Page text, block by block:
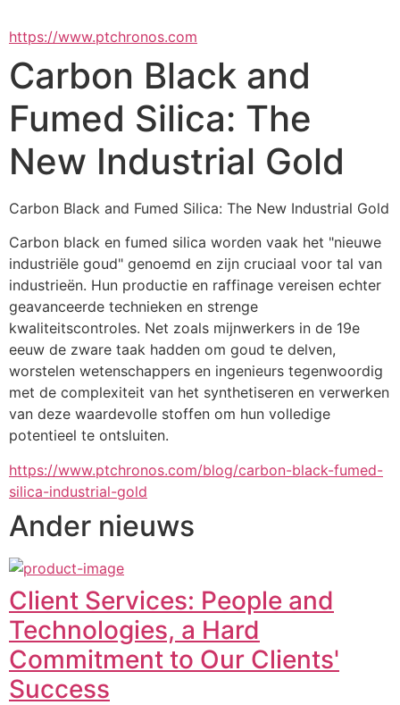
https://www.ptchronos.com
Carbon Black and
Fumed Silica: The
New Industrial Gold
Carbon Black and Fumed Silica: The New Industrial Gold
Carbon black en fumed silica worden vaak het "nieuwe
industriële goud" genoemd en zijn cruciaal voor tal van
industrieën. Hun productie en raffinage vereisen echter
geavanceerde technieken en strenge
kwaliteitscontroles. Net zoals mijnwerkers in de 19e
eeuw de zware taak hadden om goud te delven,
worstelen wetenschappers en ingenieurs tegenwoordig
met de complexiteit van het synthetiseren en verwerken
van deze waardevolle stoffen om hun volledige
potentieel te ontsluiten.
https://www.ptchronos.com/blog/carbon-black-fumed-
silica-industrial-gold
Ander nieuws
Client Services: People and
Technologies, a Hard
Commitment to Our Clients'
Success